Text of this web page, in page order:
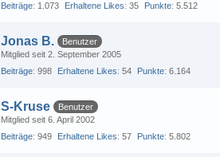
Beiträge 1.073 Erhaltene Likes 35 Punkte 5.512
Jonas B.
Benutzer
Mitglied seit 2. September 2005
Beiträge 998 Erhaltene Likes 54 Punkte 6.164
S-Kruse
Benutzer
Mitglied seit 6. April 2002
Beiträge 949 Erhaltene Likes 57 Punkte 5.802